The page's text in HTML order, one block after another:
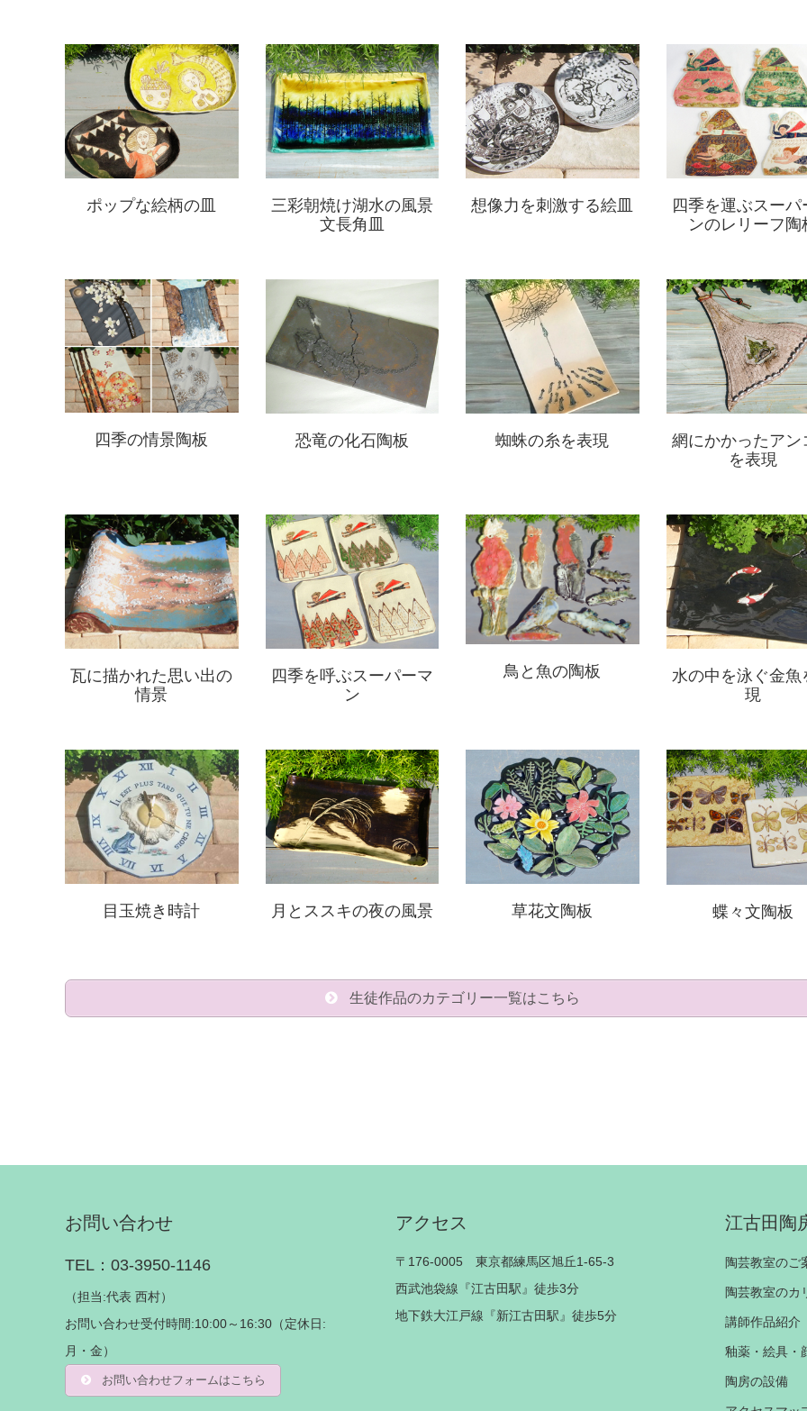
ポップな絵柄の皿
三彩朝焼け湖水の風景
文長角皿
想像力を刺激する絵皿
四季を運ぶスーパ
ンのレリーフ陶
四季の情景陶板 恐竜の化石陶板 蜘蛛の糸を表現
網にかかったアン
を表現
瓦に描かれた思い出の
情景
四季を呼ぶスーパーマ
ン
鳥と魚の陶板
水の中を泳ぐ金魚
現
目玉焼き時計 月とススキの夜の風景 草花文陶板 蝶々文陶板
生徒作品のカテゴリー一覧はこちら
お問い合わせ
TEL：03-3950-1146
（担当:代表 西村）
お問い合わせ受付時間:10:00～16:30（定休日:
月・金）
お問い合わせフォームはこちら
アクセス
〒176-0005 東京都練馬区旭丘1-65-3
西武池袋線『江古田駅』徒歩3分
地下鉄大江戸線『新江古田駅』徒歩5分
江古田陶
陶芸教室のご
陶芸教室のカ
講師作品紹介
釉薬・絵具・
陶房の設備